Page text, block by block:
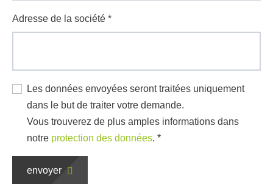
Adresse de la société *
Les données envoyées seront traitées uniquement
dans le but de traiter votre demande.
Vous trouverez de plus amples informations dans
notre protection des données. *
envoyer